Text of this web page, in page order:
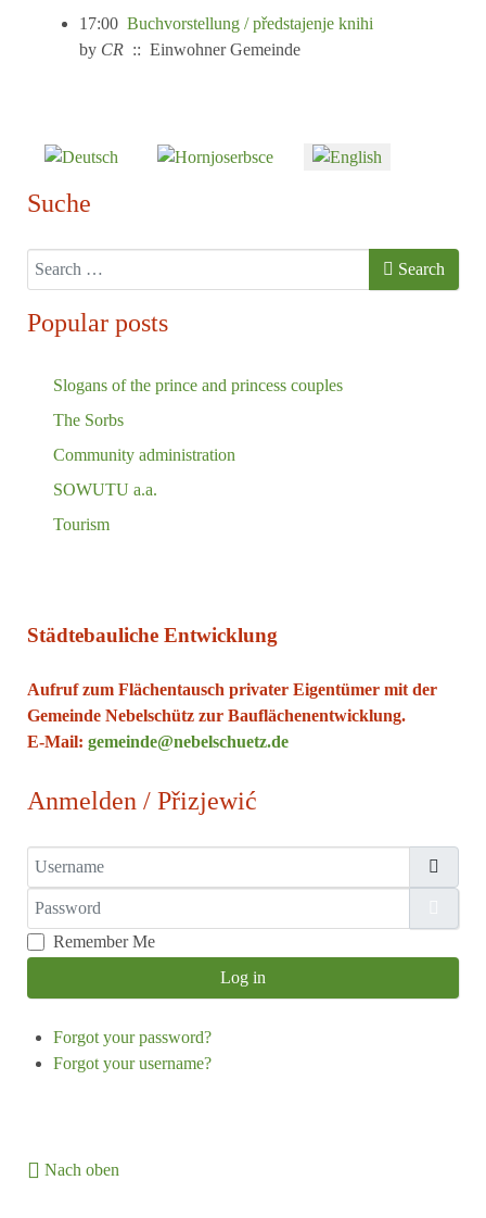
17:00 Buchvorstellung / předstajenje knihi
by CR :: Einwohner Gemeinde
Select your language
Suche
Search Search
Popular posts
Slogans of the prince and princess couples
The Sorbs
Community administration
SOWUTU a.a.
Tourism
Städtebauliche Entwicklung
Aufruf zum Flächentausch privater Eigentümer mit der
Gemeinde Nebelschütz zur Bauflächenentwicklung.
E-Mail: gemeinde@nebelschuetz.de
Anmelden / Přizjewić
Username
Password
Remember Me
Log in
Forgot your password?
Forgot your username?
Nach oben